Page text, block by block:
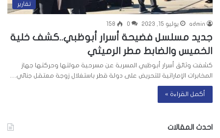
تقارير
admin يوليو 15, 2023 0
158
جديد مسلسل فضيحة أسرار أبوظبي..كشف خلية
الخميس والضابط مطر الرميثي
كشفت وثائق أسرار أبوظبي المسربة عن مسرحية مولتها وحركتها جهاز
المخابرات الإماراتية للتحريض على دولة قطر باستغلال زوجة معتقل جنائي…
أكمل القراءة »
احدث المقالات